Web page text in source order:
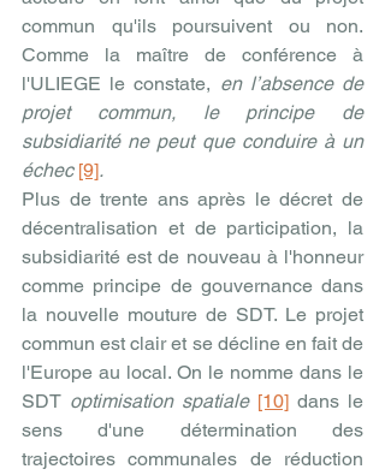
commun qu'ils poursuivent ou non.
Comme la maître de conférence à
l'ULIEGE le constate, en l’absence de
projet commun, le principe de
subsidiarité ne peut que conduire à un
échec [9].
Plus de trente ans après le décret de
décentralisation et de participation, la
subsidiarité est de nouveau à l'honneur
comme principe de gouvernance dans
la nouvelle mouture de SDT. Le projet
commun est clair et se décline en fait de
l'Europe au local. On le nomme dans le
SDT optimisation spatiale [10] dans le
sens d'une détermination des
trajectoires communales de réduction